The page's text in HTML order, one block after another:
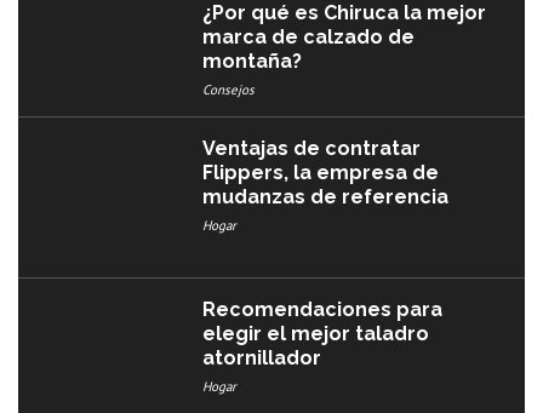
¿Por qué es Chiruca la mejor
marca de calzado de
montaña?
Consejos
Ventajas de contratar
Flippers, la empresa de
mudanzas de referencia
Hogar
Recomendaciones para
elegir el mejor taladro
atornillador
Hogar